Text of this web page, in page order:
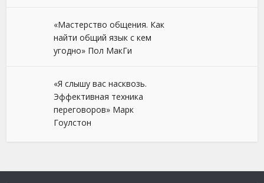
«Мастерство общения. Как
найти общий язык с кем
угодно» Пол МакГи
«Я слышу вас насквозь.
Эффективная техника
переговоров» Марк
Гоулстон